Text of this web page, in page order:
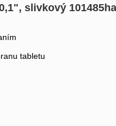
slivkový
tabletu